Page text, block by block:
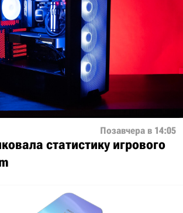
Позавчера в 14:05
статистику игрового